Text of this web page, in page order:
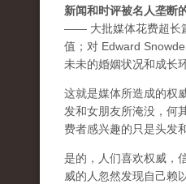
新闻和时评被名人垄断
—— 大批媒体花费超长
值；对 Edward
未未的婚姻状况和成长
这就是媒体所造成的权
发和女朋友所淹没，何
费者感兴趣的只是头发
是的，人们喜欢权威，
威的人忽然发现自己